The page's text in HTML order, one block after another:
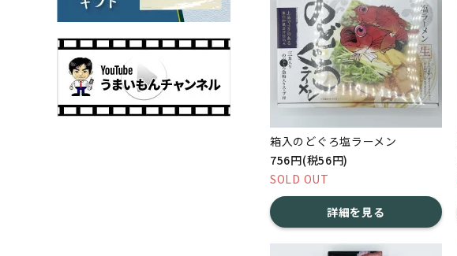
箱入のどぐろ塩ラーメン
756円(税56円)
SOLD OUT
詳細を見る